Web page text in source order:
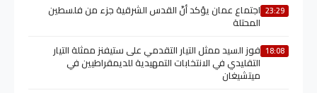
23:29 اجتماع عمان يؤكد أنّ القدس الشرقية جزء من فلسطين
المحتلة
18:08 فوز السيد ممثل التيار التقدمي على ستيفنز ممثلة التيار
التقليدي في الانتخابات التمهيدية للديمقراطيين في
ميتشيغان